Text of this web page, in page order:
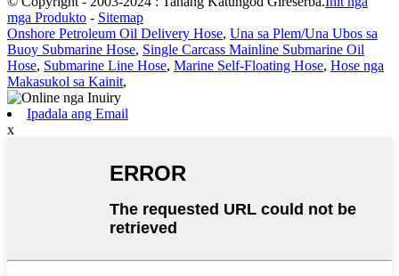
mga Produkto - Sitemap
Onshore Petroleum Oil Delivery Hose, Una sa Plem/Una Ubos sa
Buoy Submarine Hose, Single Carcass Mainline Submarine Oil
Hose, Submarine Line Hose, Marine Self-Floating Hose, Hose nga
Makasukol sa Kainit,
Ipadala ang Email
x